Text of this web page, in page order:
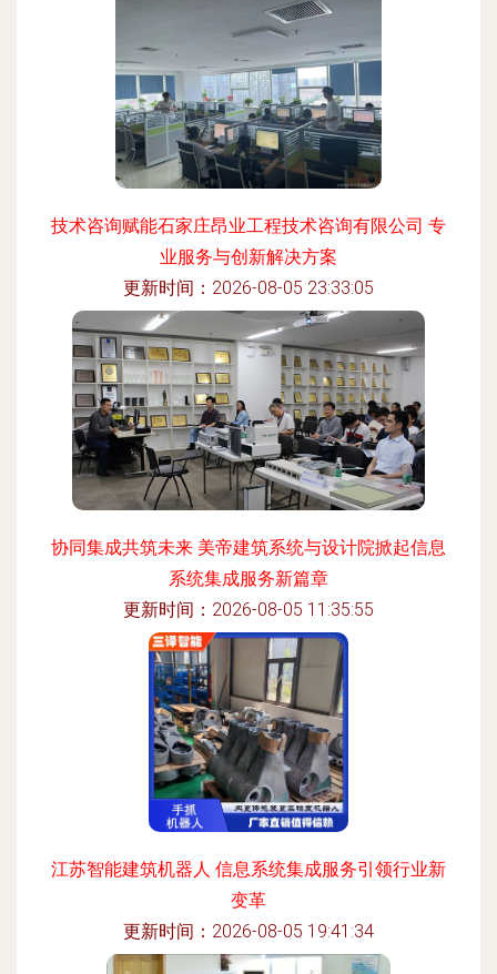
技术咨询赋能石家庄昂业工程技术咨询有限公司 专
业服务与创新解决方案
更新时间：2026-08-05 23:33:05
协同集成共筑未来 美帝建筑系统与设计院掀起信息
系统集成服务新篇章
更新时间：2026-08-05 11:35:55
江苏智能建筑机器人 信息系统集成服务引领行业新
变革
更新时间：2026-08-05 19:41:34